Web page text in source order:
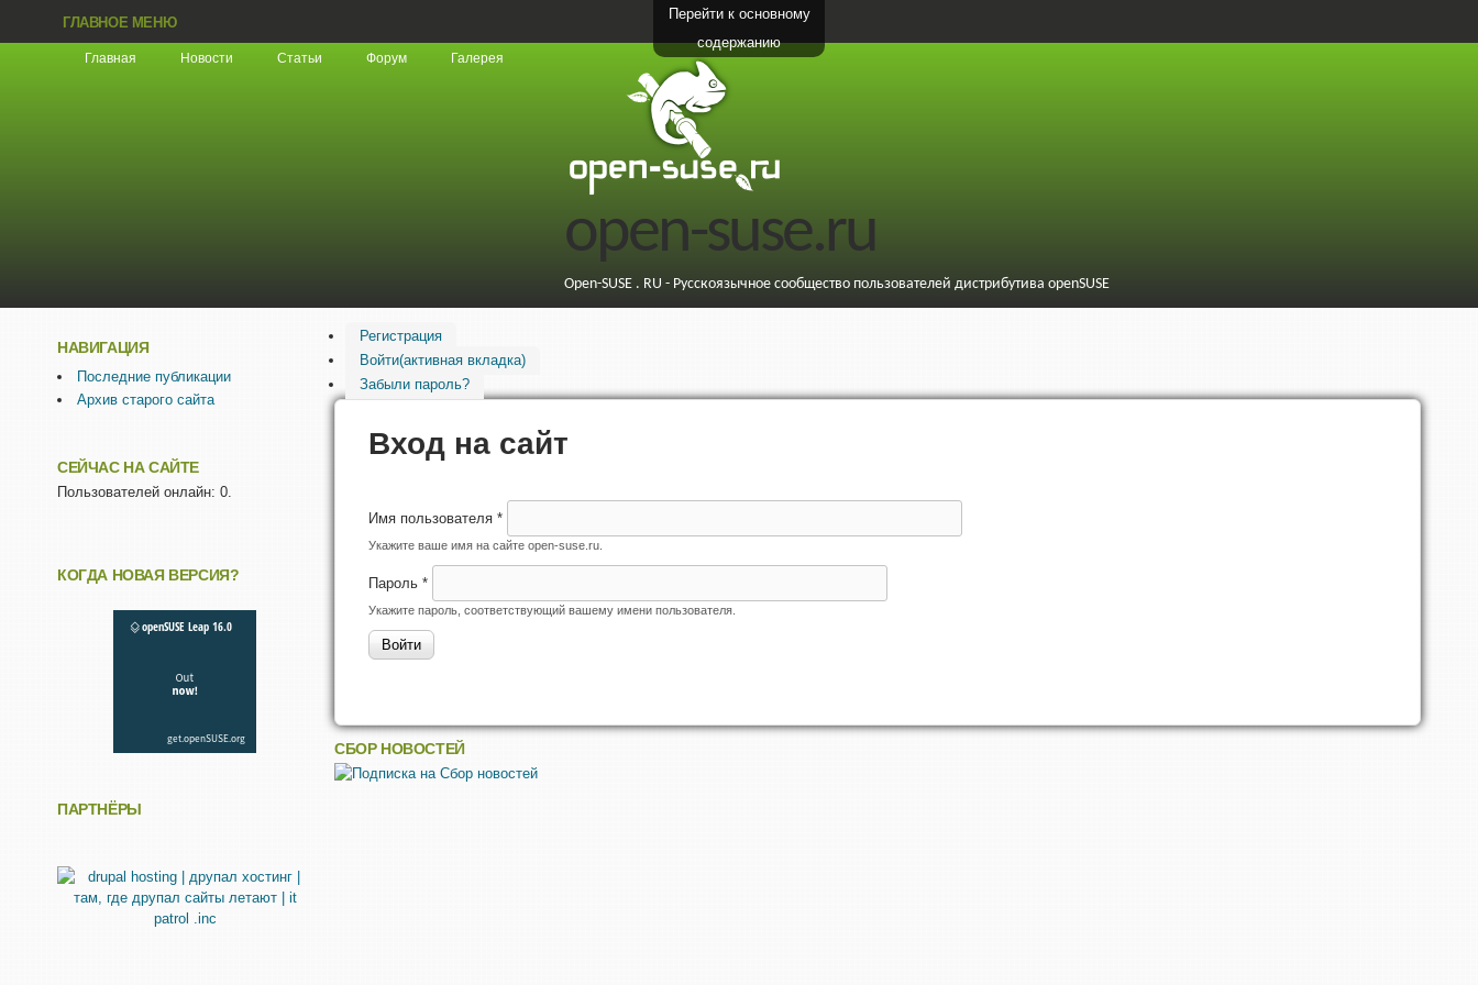
Перейти к основному
содержанию
ГЛАВНОЕ МЕНЮ
Главная Новости Статьи Форум Галерея
open-suse.ru
Open-SUSE . RU - Русскоязычное сообщество пользователей дистрибутива openSUSE
Регистрация
Войти(активная вкладка)
Забыли пароль?
Вход на сайт
Имя пользователя *
Укажите ваше имя на сайте open-suse.ru.
Пароль *
Укажите пароль, соответствующий вашему имени пользователя.
СБОР НОВОСТЕЙ
НАВИГАЦИЯ
Последние публикации
Архив старого сайта
СЕЙЧАС НА САЙТЕ
Пользователей онлайн: 0.
КОГДА НОВАЯ ВЕРСИЯ?
ПАРТНЁРЫ